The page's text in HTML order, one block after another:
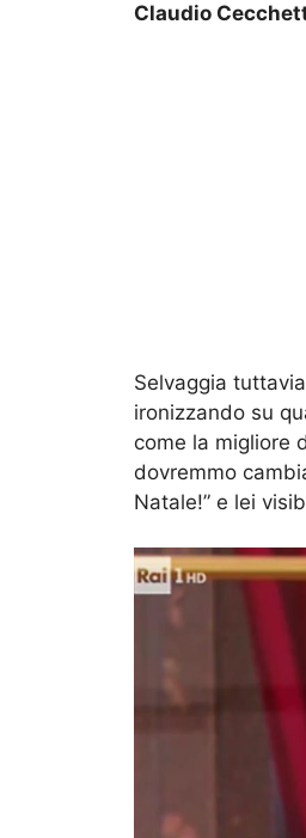
Claudio
Selvaggia
ironizzando su
come la migliore
dovremmo
Natale!” e lei